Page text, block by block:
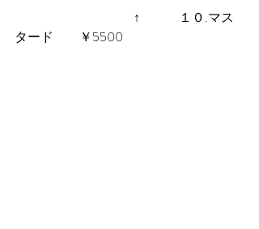
タード　　￥5500